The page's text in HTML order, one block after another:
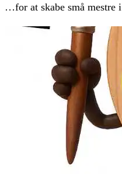
…for at skabe små mestre